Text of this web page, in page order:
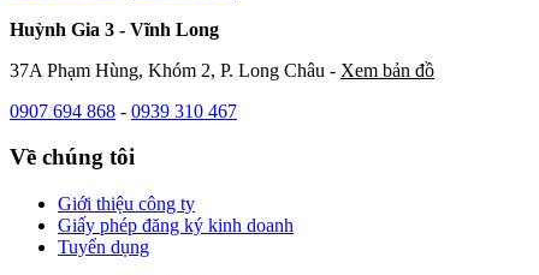
Huỳnh Gia 3 - Vĩnh Long
37A Phạm Hùng, Khóm 2, P. Long Châu - Xem bản đồ
0907 694 868 - 0939 310 467
Về chúng tôi
Giới thiệu công ty
Giấy phép đăng ký kinh doanh
Tuyển dụng